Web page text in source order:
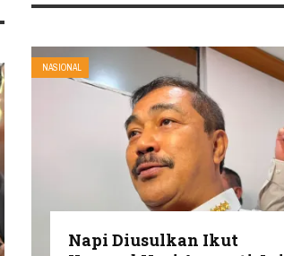
NASIONAL
Napi Diusulkan Ikut